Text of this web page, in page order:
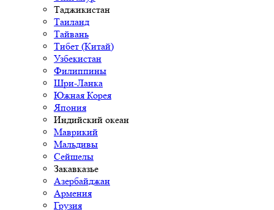
Таджикистан
Таиланд
Тайвань
Тибет (Китай)
Узбекистан
Филиппины
Шри-Ланка
Южная Корея
Япония
Индийский океан
Маврикий
Мальдивы
Сейшелы
Закавказье
Азербайджан
Армения
Грузия